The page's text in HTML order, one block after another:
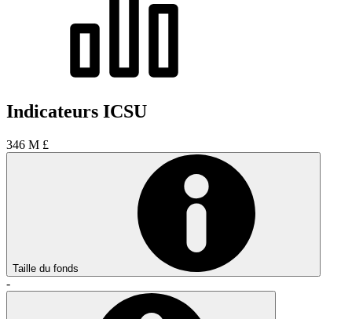
Indicateurs ICSU
346 M £
Taille du fonds
-